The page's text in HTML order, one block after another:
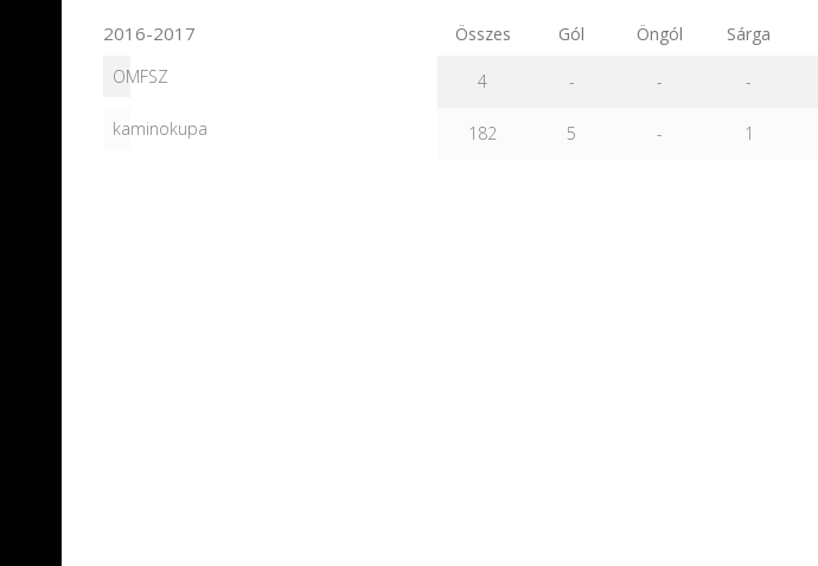
2016-2017 Összes Gól Öngól Sárga
OMFSZ
4 - - -
kaminokupa 182 5 - 1